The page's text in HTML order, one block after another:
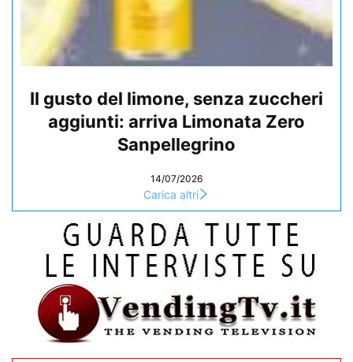
Il gusto del limone, senza zuccheri
aggiunti: arriva Limonata Zero
Sanpellegrino
14/07/2026
Carica altri